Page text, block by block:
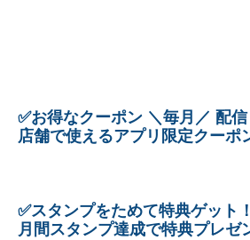
✅お得なクーポン ＼毎月／ 配信
店舗で使えるアプリ限定クーポ
✅スタンプをためて特典ゲット！
月間スタンプ達成で特典プレゼ